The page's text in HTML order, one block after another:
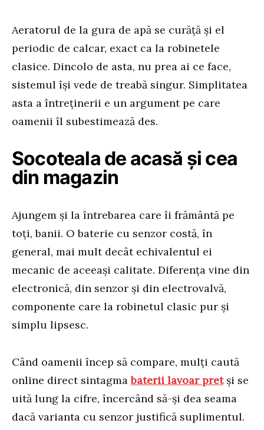
Aeratorul de la gura de apă se curăță și el
periodic de calcar, exact ca la robinetele
clasice. Dincolo de asta, nu prea ai ce face,
sistemul își vede de treabă singur. Simplitatea
asta a întreținerii e un argument pe care
oamenii îl subestimează des.
Socoteala de acasă și cea
din magazin
Ajungem și la întrebarea care îi frământă pe
toți, banii. O baterie cu senzor costă, în
general, mai mult decât echivalentul ei
mecanic de aceeași calitate. Diferența vine din
electronică, din senzor și din electrovalvă,
componente care la robinetul clasic pur și
simplu lipsesc.
Când oamenii încep să compare, mulți caută
online direct sintagmabaterii lavoar pretși se
uită lung la cifre, încercând să-și dea seama
dacă varianta cu senzor justifică suplimentul.